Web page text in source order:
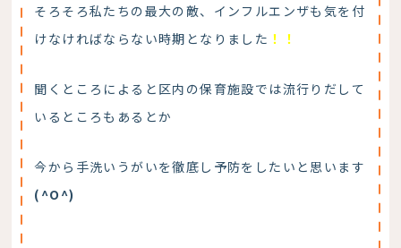
そろそろ私たちの最大の敵、インフルエンザも気を付
けなければならない時期となりました ！！
聞くところによると区内の保育施設では流行りだして
いるところもあるとか
今から手洗いうがいを徹底し予防をしたいと思います
(^O^)